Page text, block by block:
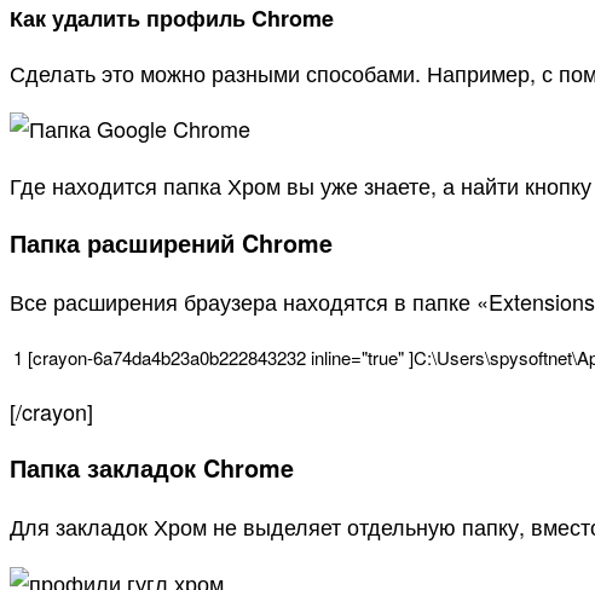
Как удалить профиль Chrome
Сделать это можно разными способами. Например, с
Где находится папка Хром вы уже знаете, а найти
Папка расширений Chrome
Все расширения браузера находятся в папке
1 [crayon-6a74da4b23a0b222843232inline="true"]C:\Users\spysoftnet\
[/crayon]
Папка закладок Chrome
Для закладок Хром не выделяет отдельную папку,